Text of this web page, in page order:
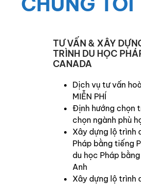
TƯ VẤN & XÂY
TRÌNH DU HỌC
CANADA
Dịch vụ tư vấn
MIỄN PHÍ
Định hướng chọn
chọn ngành phù
Xây dựng lộ trình
Pháp bằng tiếng
du học Pháp
Anh
Xây dựng lộ trình